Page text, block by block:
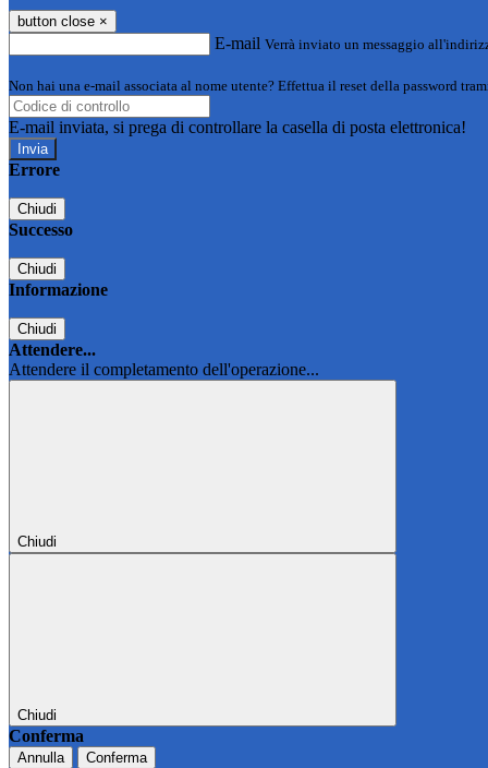
button close ×
E-mail Verrà inviato un messaggio
Non hai una e-mail associata al nome utente? Effettua il reset della password
E-mail inviata, si prega di controllare la casella di posta elettronica!
Errore
Chiudi
Successo
Chiudi
Informazione
Chiudi
Attendere...
Attendere il completamento dell'operazione...
Chiudi
Chiudi
Conferma
Annulla Conferma